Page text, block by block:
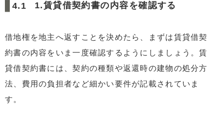
1.賃貸借契約書の内容を確認する
借地権を地主へ返すことを決めたら、まずは賃貸借契
約書の内容をいま一度確認するようにしましょう。賃
貸借契約書には、契約の種類や返還時の建物の処分方
法、費用の負担者など細かい要件が記載されていま
す。